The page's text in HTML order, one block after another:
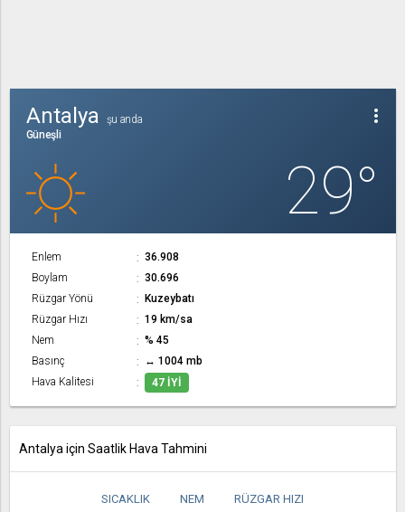
more_vert
Antalya
şu anda
Güneşli
29°
Enlem
36.908
Boylam
30.696
Rüzgar Yönü
Kuzeybatı
Rüzgar Hızı
19 km/sa
Nem
% 45
Basınç
↔ 1004 mb
Hava Kalitesi
47 İYI
Antalya için Saatlik Hava Tahmini
SICAKLIK NEM RÜZGAR HIZI